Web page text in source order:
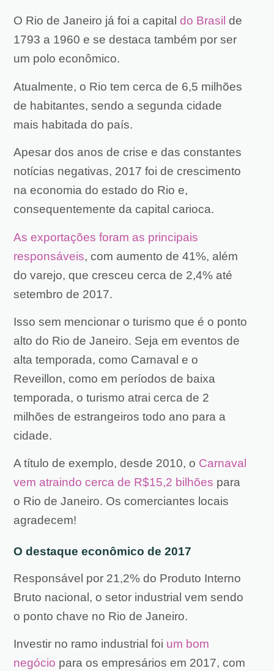
O Rio de Janeiro já foi a capital do Brasil de
1793 a 1960 e se destaca também por ser
um polo econômico.
Atualmente, o Rio tem cerca de 6,5 milhões
de habitantes, sendo a segunda cidade
mais habitada do país.
Apesar dos anos de crise e das constantes
notícias negativas, 2017 foi de crescimento
na economia do estado do Rio e,
consequentemente da capital carioca.
As exportações foram as principais
responsáveis, com aumento de 41%, além
do varejo, que cresceu cerca de 2,4% até
setembro de 2017.
Isso sem mencionar o turismo que é o ponto
alto do Rio de Janeiro. Seja em eventos de
alta temporada, como Carnaval e o
Reveillon, como em períodos de baixa
temporada, o turismo atrai cerca de 2
milhões de estrangeiros todo ano para a
cidade.
A título de exemplo, desde 2010, o Carnaval
vem atraindo cerca de R$15,2 bilhões para
o Rio de Janeiro. Os comerciantes locais
agradecem!
O destaque econômico de 2017
Responsável por 21,2% do Produto Interno
Bruto nacional, o setor industrial vem sendo
o ponto chave no Rio de Janeiro.
Investir no ramo industrial foi um bom
negócio para os empresários em 2017, com